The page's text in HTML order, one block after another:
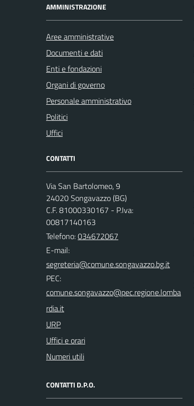
AMMINISTRAZIONE
Aree amministrative
Documenti e dati
Enti e fondazioni
Organi di governo
Personale amministrativo
Politici
Uffici
CONTATTI
Via San Bartolomeo, 9
24020 Songavazzo (BG)
C.F. 81000330167 - P.Iva:
00817140163
Telefono:034672067
E-mail:
PEC:
URP
Uffici e orari
Numeri utili
CONTATTI D.P.O.